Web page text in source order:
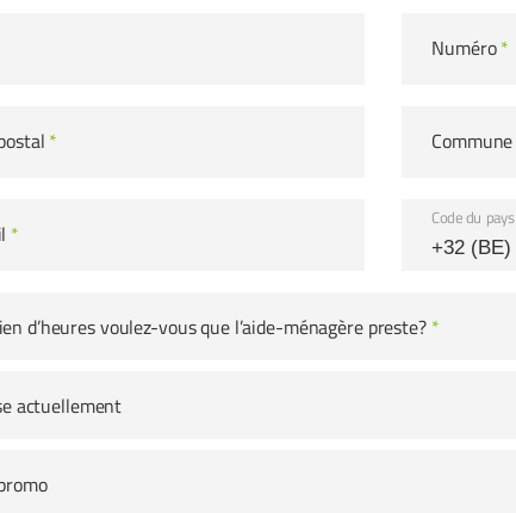
Numéro*
* Commune
*
Code du pays
d’heures voulez-vous que l’aide-ménagère preste? *
actuellement